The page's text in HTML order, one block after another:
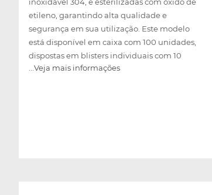
etileno, garantindo alta qualidade e
segurança em sua utilização. Este modelo
está disponível em caixa com 100 unidades,
dispostas em blisters individuais com 10
unidades e um tubo guia (mandril)
...Veja mais informações